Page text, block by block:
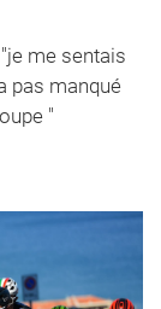
me sentais
pas manqué
"